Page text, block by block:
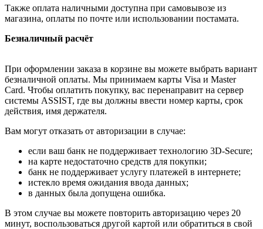
Также оплата наличными доступна при самовывозе из
магазина, оплаты по почте или использовании постамата.
Безналичный расчёт
При оформлении заказа в корзине вы можете выбрать вариант
безналичной оплаты. Мы принимаем карты Visa и Master
Card. Чтобы оплатить покупку, вас перенаправит на сервер
системы ASSIST, где вы должны ввести номер карты, срок
действия, имя держателя.
Вам могут отказать от авторизации в случае:
если ваш банк не поддерживает технологию 3D-Secure;
на карте недостаточно средств для покупки;
банк не поддерживает услугу платежей в интернете;
истекло время ожидания ввода данных;
в данных была допущена ошибка.
В этом случае вы можете повторить авторизацию через 20
минут, воспользоваться другой картой или обратиться в свой